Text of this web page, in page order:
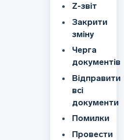
Z-звіт
Закрити
зміну
Черга
документів
Відправити
всі
документи
Помилки
Провести